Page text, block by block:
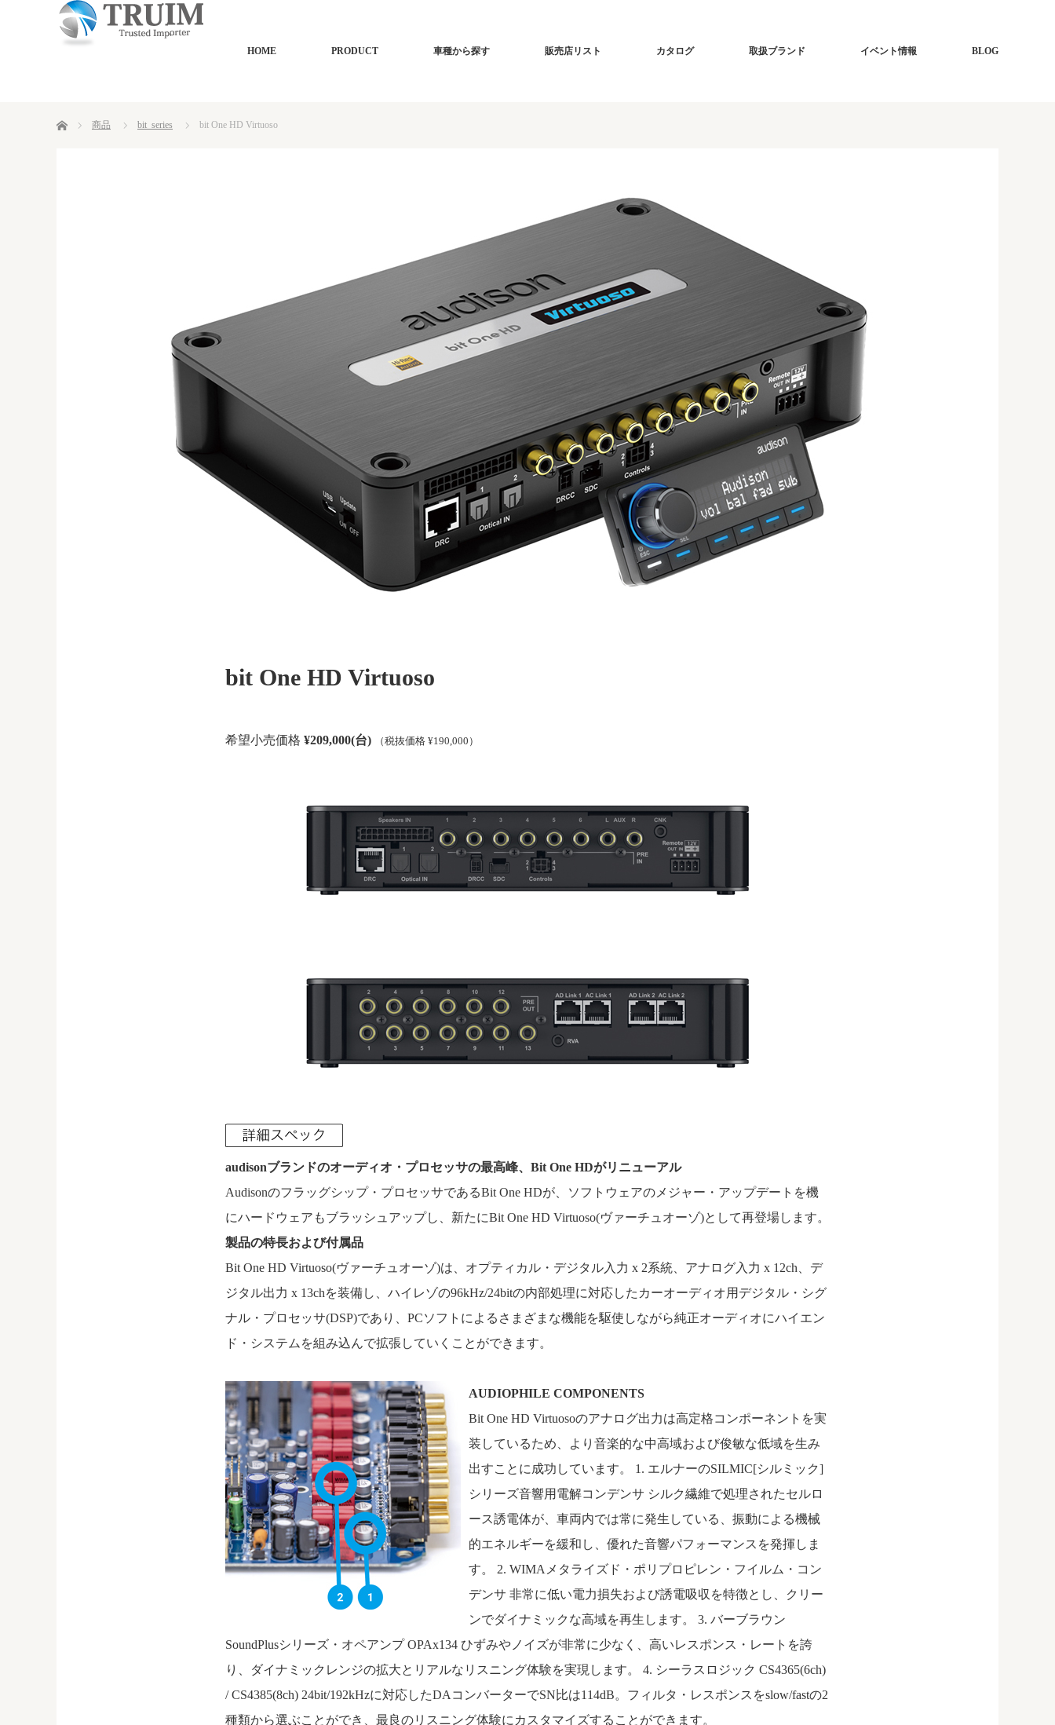
HOME PRODUCT 車種から探す 販売店リスト カタログ 取扱ブランド イベント情報 BLOG
ホーム 商品 bit_series bit One HD Virtuoso
bit One HD Virtuoso
希望小売価格 ¥209,000(台) （税抜価格 ¥190,000）
audisonブランドのオーディオ・プロセッサの最高峰、Bit One HDがリニューアル
Audisonのフラッグシップ・プロセッサであるBit One HDが、ソフトウェアのメジャー・アップデートを機
にハードウェアもブラッシュアップし、新たにBit One HD Virtuoso(ヴァーチュオーゾ)として再登場します。
製品の特長および付属品
Bit One HD Virtuoso(ヴァーチュオーゾ)は、オプティカル・デジタル入力 x 2系統、アナログ入力 x 12ch、デ
ジタル出力 x 13chを装備し、ハイレゾの96kHz/24bitの内部処理に対応したカーオーディオ用デジタル・シグ
ナル・プロセッサ(DSP)であり、PCソフトによるさまざまな機能を駆使しながら純正オーディオにハイエン
ド・システムを組み込んで拡張していくことができます。
AUDIOPHILE COMPONENTS
Bit One HD Virtuosoのアナログ出力は高定格コンポーネントを実
装しているため、より音楽的な中高域および俊敏な低域を生み
出すことに成功しています。 1. エルナーのSILMIC[シルミック]
シリーズ音響用電解コンデンサ シルク繊維で処理されたセルロ
ース誘電体が、車両内では常に発生している、振動による機械
的エネルギーを緩和し、優れた音響パフォーマンスを発揮しま
す。 2. WIMAメタライズド・ポリプロピレン・フイルム・コン
デンサ 非常に低い電力損失および誘電吸収を特徴とし、クリー
ンでダイナミックな高域を再生します。 3. バーブラウン
SoundPlusシリーズ・オペアンプ OPAx134 ひずみやノイズが非常に少なく、高いレスポンス・レートを誇
り、ダイナミックレンジの拡大とリアルなリスニング体験を実現します。 4. シーラスロジック CS4365(6ch)
/ CS4385(8ch) 24bit/192kHzに対応したDAコンバーターでSN比は114dB。フィルタ・レスポンスをslow/fastの2
種類から選ぶことができ、最良のリスニング体験にカスタマイズすることができます。